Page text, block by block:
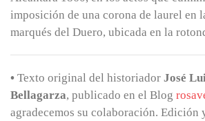
imposición de una corona de laurel en
marqués del Duero, ubicada en la
• Texto original del historiador José
Bellagarza, publicado en el Blog
agradecemos su colaboración. Edición